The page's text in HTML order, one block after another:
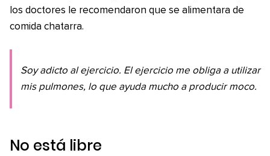
los doctores le recomendaron que se alimentara de
comida chatarra.
Soy adicto al ejercicio. El ejercicio me obliga a utilizar
mis pulmones, lo que ayuda mucho a producir moco.
No está libre